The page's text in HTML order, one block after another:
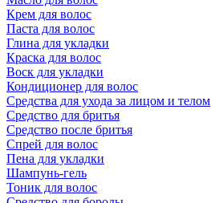
Крем для волос
Паста для волос
Глина для укладки
Краска для волос
Воск для укладки
Кондиционер для волос
Средства для ухода за лицом и телом
Средство для бритья
Средство после бритья
Спрей для волос
Пена для укладки
Шампунь-гель
Тоник для волос